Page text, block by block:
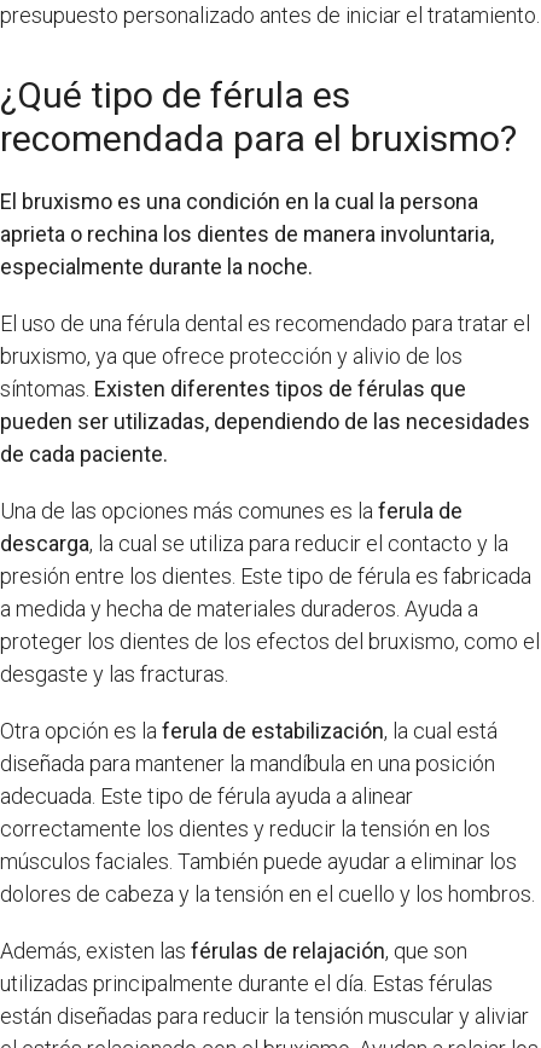
presupuesto personalizado antes de iniciar el tratamiento.
¿Qué tipo de férula es
recomendada para el bruxismo?
El bruxismo es una condición en la cual la persona
aprieta o rechina los dientes de manera involuntaria,
especialmente durante la noche.
El uso de una férula dental es recomendado para tratar el
bruxismo, ya que ofrece protección y alivio de los
síntomas. Existen diferentes tipos de férulas que
pueden ser utilizadas, dependiendo de las necesidades
de cada paciente.
Una de las opciones más comunes es la ferula de
descarga, la cual se utiliza para reducir el contacto y la
presión entre los dientes. Este tipo de férula es fabricada
a medida y hecha de materiales duraderos. Ayuda a
proteger los dientes de los efectos del bruxismo, como el
desgaste y las fracturas.
Otra opción es la ferula de estabilización, la cual está
diseñada para mantener la mandíbula en una posición
adecuada. Este tipo de férula ayuda a alinear
correctamente los dientes y reducir la tensión en los
músculos faciales. También puede ayudar a eliminar los
dolores de cabeza y la tensión en el cuello y los hombros.
Además, existen las férulas de relajación, que son
utilizadas principalmente durante el día. Estas férulas
están diseñadas para reducir la tensión muscular y aliviar